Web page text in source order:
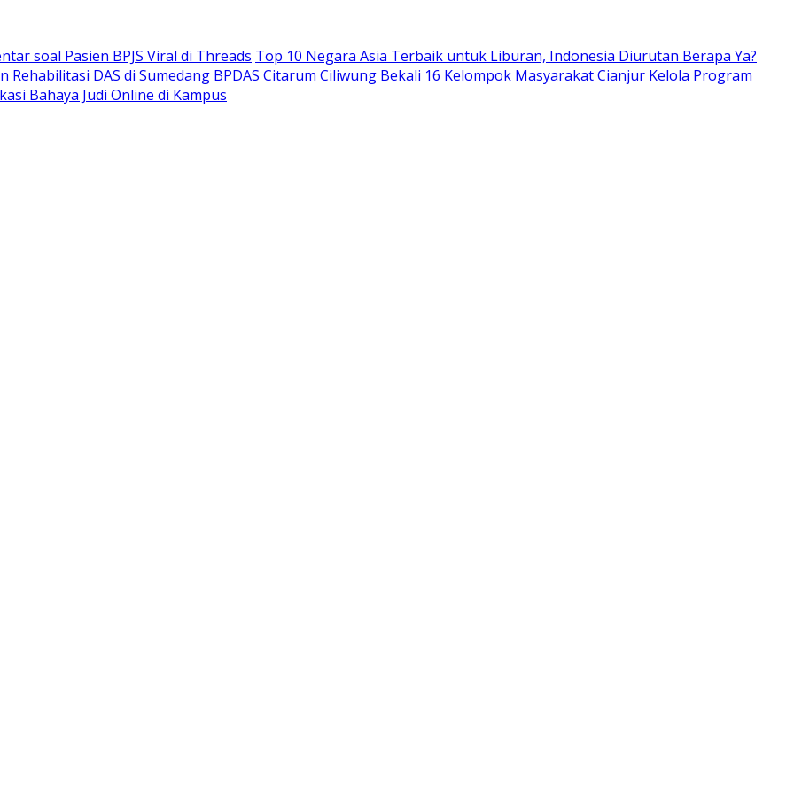
soal Pasien BPJS Viral di Threads Top 10 Negara Asia Terbaik untuk Liburan, Indonesia Diurutan Berapa Ya?
DAS di Sumedang BPDAS Citarum Ciliwung Bekali 16 Kelompok Masyarakat Cianjur Kelola Program
Bahaya Judi Online di Kampus